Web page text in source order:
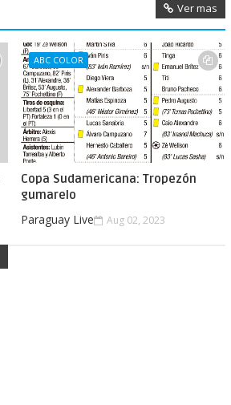
Ver mas
ABC COLOR
Copa Sudamericana: Tropezón
gumarelo
Paraguay Live Aug 02, 2023